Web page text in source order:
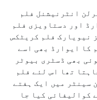
۲۰۲۴ء میں برلن انٹرنیشنل فلم
اور دستاویزی فلم
نیویارک فلم کریٹکس
کا ایوارڈ بھی اسے
بھی ڈسٹری بیوٹر
تھا اس لئے فلم
سینٹر میں ایک ہفتے
کوالیفائی کیا جا